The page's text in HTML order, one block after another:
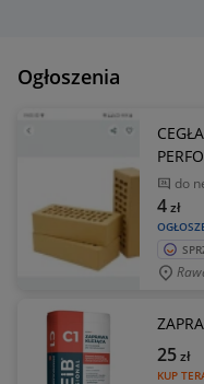
Ogłoszenia
do
4zł
KUP
25zł